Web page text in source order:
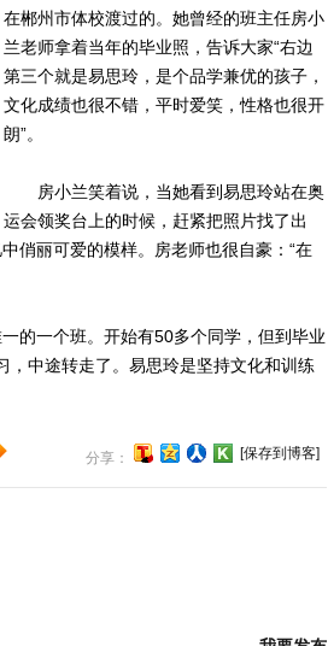
在郴州市体校渡过的。她曾经的班主任房小
兰老师拿着当年的毕业照，告诉大家“右边
第三个就是易思玲，是个品学兼优的孩子，
文化成绩也很不错，平时爱笑，性格也很开
朗”。
房小兰笑着说，当她看到易思玲站在奥
运会领奖台上的时候，赶紧把照片找了出
俏丽可爱的模样。房老师也很自豪：“在
一个班。开始有50多个同学，但到毕业
，中途转走了。易思玲是坚持文化和训练
分享： [保存到博客]